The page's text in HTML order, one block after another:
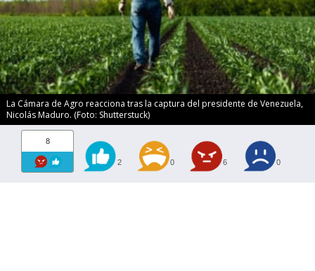
La Cámara de Agro reacciona tras la captura del presidente de Venezuela,
Nicolás Maduro. (Foto: Shutterstuck)
8
2 0 6 0